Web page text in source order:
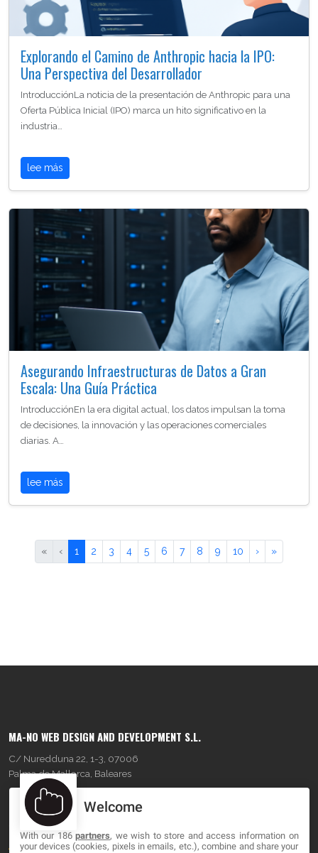
Explorando el Camino de Anthropic hacia la IPO:
Una Perspectiva del Desarrollador
IntroducciónLa noticia de la presentación de Anthropic para una
Oferta Pública Inicial (IPO) marca un hito significativo en la
industria…
lee más
Asegurando Infraestructuras de Datos a Gran
Escala: Una Guía Práctica
IntroducciónEn la era digital actual, los datos impulsan la toma
de decisiones, la innovación y las operaciones comerciales
diarias. A…
lee más
« ‹ 1 2 3 4 5 6 7 8 9 10 › »
MA-NO WEB DESIGN AND DEVELOPMENT S.L.
C/ Nuredduna 22, 1-3, 07006
Palma de Mallorca, Baleares
OUR COMPANY
About
Welcome
With our 186partners, we wish to store and access information on
your devices (cookies, pixels in emails, etc.), combine and share your